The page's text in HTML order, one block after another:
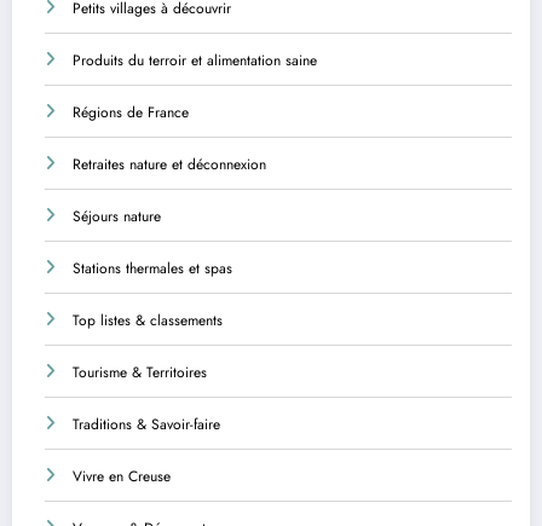
Petits villages à découvrir
Produits du terroir et alimentation saine
Régions de France
Retraites nature et déconnexion
Séjours nature
Stations thermales et spas
Top listes & classements
Tourisme & Territoires
Traditions & Savoir-faire
Vivre en Creuse